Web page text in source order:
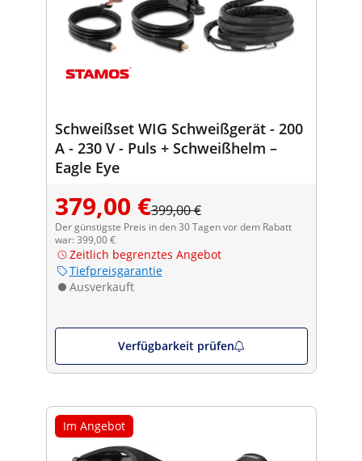
Schweißset WIG Schweißgerät - 200
A - 230 V - Puls + Schweißhelm –
Eagle Eye
379,00 €399,00 €
Der günstigste Preis in den 30 Tagen vor dem Rabatt
war: 399,00 €
Zeitlich begrenztes Angebot
Tiefpreisgarantie
Ausverkauft
Verfügbarkeit prüfen
Im Angebot